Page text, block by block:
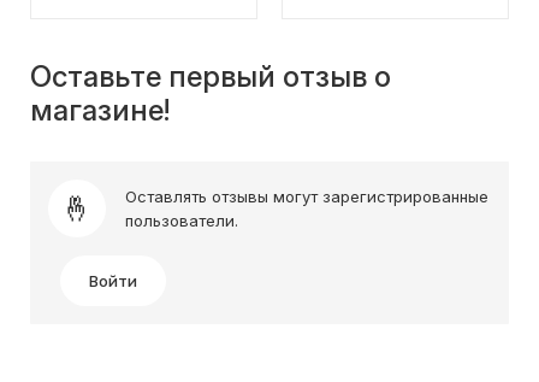
Оставьте первый отзыв о
магазине!
Оставлять отзывы могут зарегистрированные
пользователи.
Войти